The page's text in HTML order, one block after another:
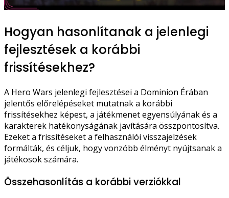
Hogyan hasonlítanak a jelenlegi
fejlesztések a korábbi
frissítésekhez?
A Hero Wars jelenlegi fejlesztései a Dominion Érában
jelentős előrelépéseket mutatnak a korábbi
frissítésekhez képest, a játékmenet egyensúlyának és a
karakterek hatékonyságának javítására összpontosítva.
Ezeket a frissítéseket a felhasználói visszajelzések
formálták, és céljuk, hogy vonzóbb élményt nyújtsanak a
játékosok számára.
Összehasonlítás a korábbi verziókkal